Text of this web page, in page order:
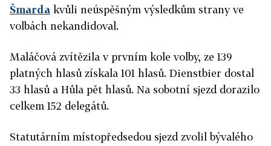
Šmarda kvůli neúspěšným výsledkům strany ve
volbách nekandidoval.
Maláčová zvítězila v prvním kole volby, ze 139
platných hlasů získala 101 hlasů. Dienstbier dostal
33 hlasů a Hůla pět hlasů. Na sobotní sjezd dorazilo
celkem 152 delegátů.
Statutárním místopředsedou sjezd zvolil bývalého